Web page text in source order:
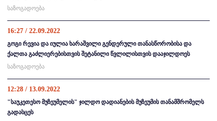
საზოგადოება
16:27 / 22.09.2022
გოგი რევია და იულია ხარაშვილი გენდერული თანასწორობისა და
ქალთა გაძლიერებისთვის შეტანილი წვლილისთვის დააჯილდოეს
საზოგადოება
12:28 / 13.09.2022
"საუკეთესო მუზეუმელის" ჯილდო დადიანების მუზეუმის თანამშრომელს
გადასცეს